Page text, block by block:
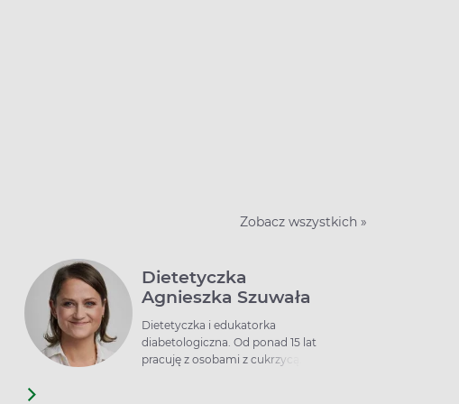
Zobacz wszystkich »
Dietetyczka
Agnieszka Szuwała
Dietetyczka i edukatorka
diabetologiczna. Od ponad 15 lat
pracuję z osobami z cukrzycą.